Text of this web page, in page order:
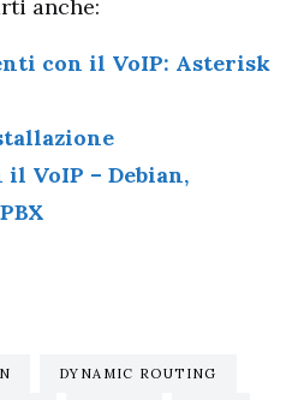
anche:
con il VoIP: Asterisk
VoIP – Debian,
DYNAMIC ROUTING